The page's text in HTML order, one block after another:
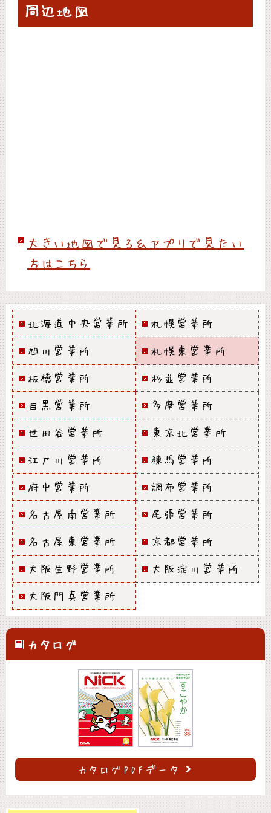
カタログ
カタログPDFデータ
周辺地図
大きい地図で見る＆アプリで見たい
方はこちら
北海道中央営業所 札幌営業所
旭川営業所 札幌東営業所
板橋営業所 杉並営業所
目黒営業所 多摩営業所
世田谷営業所 東京北営業所
江戸川営業所 練馬営業所
府中営業所 調布営業所
名古屋南営業所 尾張営業所
名古屋東営業所 京都営業所
大阪生野営業所 大阪淀川営業所
大阪門真営業所